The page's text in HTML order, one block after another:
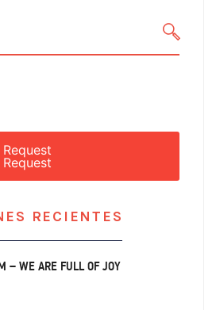
RECIENTES
– WE ARE FULL OF JOY